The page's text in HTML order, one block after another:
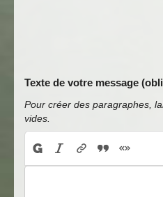
Texte de votre message
Pour créer des paragraphes,
vides.